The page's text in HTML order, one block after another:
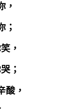
，
；
，
；
酸，